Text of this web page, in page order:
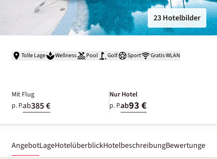
23 Hotelbilder
Tolle Lage Wellness Pool Golf Sport Gratis WLAN
Mit Flug
p. P.ab385 €
Nur Hotel
p. P.ab93 €
AngebotLageHotelüberblickHotelbeschreibungBewertungen